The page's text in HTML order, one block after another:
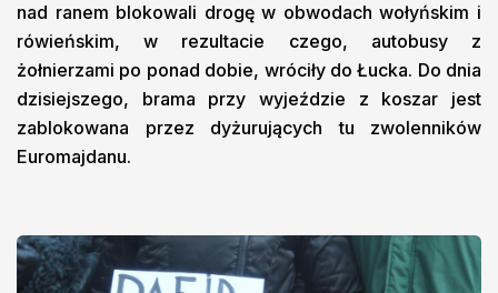
nad ranem blokowali drogę w obwodach wołyńskim i
rówieńskim, w rezultacie czego, autobusy z
żołnierzami po ponad dobie, wróciły do Łucka. Do dnia
dzisiejszego, brama przy wyjeździe z koszar jest
zablokowana przez dyżurujących tu zwolenników
Euromajdanu.